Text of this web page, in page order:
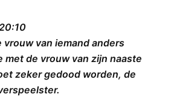
vrouw van iemand anders
de vrouw van zijn naaste
zeker gedood worden, de